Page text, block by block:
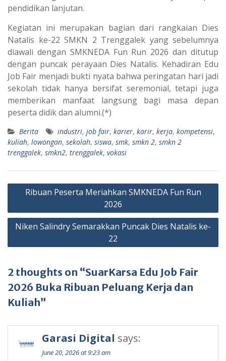
pendidikan lanjutan.
Kegiatan ini merupakan bagian dari rangkaian Dies
Natalis ke-22 SMKN 2 Trenggalek yang sebelumnya
diawali dengan SMKNEDA Fun Run 2026 dan ditutup
dengan puncak perayaan Dies Natalis. Kehadiran Edu
Job Fair menjadi bukti nyata bahwa peringatan hari jadi
sekolah tidak hanya bersifat seremonial, tetapi juga
memberikan manfaat langsung bagi masa depan
peserta didik dan alumni.(*)
Berita industri, job fair, karier, karir, kerja, kompetensi,
kuliah, lowongan, sekolah, siswa, smk, smkn 2, smkn 2
trenggalek, smkn2, trenggalek, vokasi
Post
Ribuan Peserta Meriahkan SMKNEDA Fun Run
2026
Niken Salindry Semarakkan Puncak Dies Natalis ke-
22
2 thoughts on “SuarKarsa Edu Job Fair
2026 Buka Ribuan Peluang Kerja dan
Kuliah”
Garasi Digital says:
June 20, 2026 at 9:23 am